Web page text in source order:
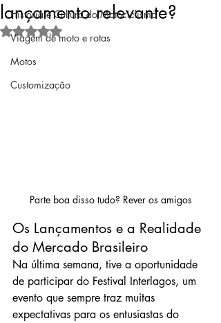
História e Cultura do Motociclismo
Viagem de moto e rotas
Motos
Customização
lançamento relevante?
Avaliado com NaN de 5 estrelas.
Parte boa disso tudo? Rever os amigos
Os Lançamentos e a Realidade
do Mercado Brasileiro
Na última semana, tive a oportunidade
de participar do Festival Interlagos, um
evento que sempre traz muitas
expectativas para os entusiastas do